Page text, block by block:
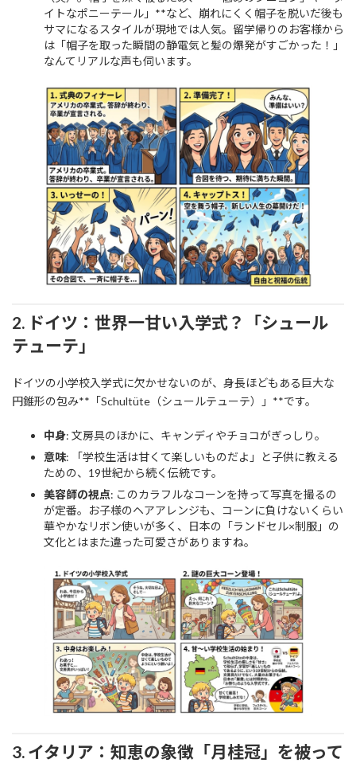
イトなポニーテール」**など、崩れにくく帽子を脱いだ後も
サマになるスタイルが現地では人気。留学帰りのお客様から
は「帽子を取った瞬間の静電気と髪の爆発がすごかった！」
なんてリアルな声も伺います。
2. ドイツ：世界一甘い入学式？「シュール
テューテ」
ドイツの小学校入学式に欠かせないのが、身長ほどもある巨大な
円錐形の包み**「Schultüte（シュールテューテ）」**です。
中身: 文房具のほかに、キャンディやチョコがぎっしり。
意味: 「学校生活は甘くて楽しいものだよ」と子供に教える
ための、19世紀から続く伝統です。
美容師の視点: このカラフルなコーンを持って写真を撮るの
が定番。お子様のヘアアレンジも、コーンに負けないくらい
華やかなリボン使いが多く、日本の「ランドセル×制服」の
文化とはまた違った可愛さがありますね。
3. イタリア：知恵の象徴「月桂冠」を被って